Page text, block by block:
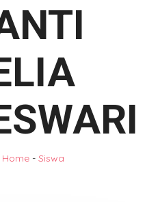
Home - Siswa